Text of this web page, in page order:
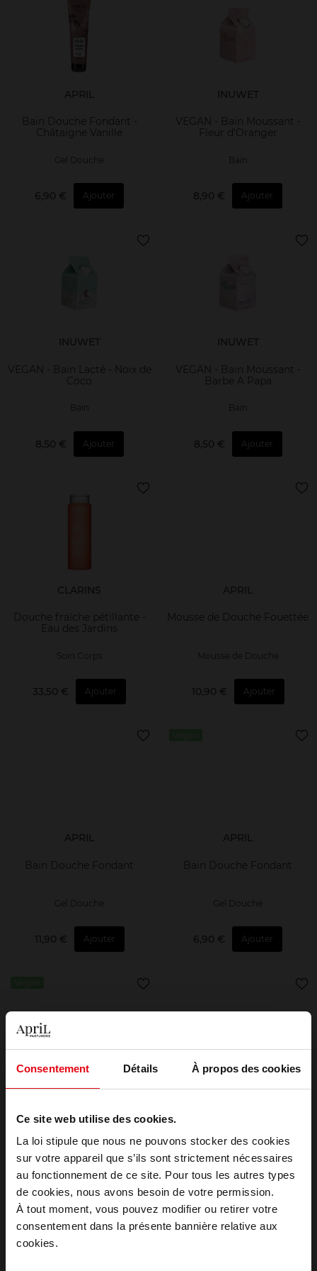
Consentement Détails À propos des cookies
Ce site web utilise des cookies.
La loi stipule que nous ne pouvons stocker des cookies
sur votre appareil que s’ils sont strictement nécessaires
au fonctionnement de ce site. Pour tous les autres types
de cookies, nous avons besoin de votre permission.
À tout moment, vous pouvez modifier ou retirer votre
consentement dans la présente bannière relative aux
cookies.
APRIL
Bain Douche Fondant -
Châtaigne Vanille
6,90 € Ajouter
INUWET
VEGAN - Bain Moussant -
Fleur d'Oranger
Bain
8,90 € Ajouter
INUWET
VEGAN - Bain Lacté - Noix de
Coco
Bain
8,50 € Ajouter
INUWET
VEGAN - Bain Moussant -
Barbe A Papa
Bain
8,50 € Ajouter
CLARINS
Douche fraîche pétillante -
Eau des Jardins
33,50 € Ajouter
APRIL
Mousse de Douche Fouettée
Mousse de Douche
10,90 € Ajouter
APRIL
Bain Douche Fondant
11,90 € Ajouter
APRIL
Bain Douche Fondant
6,90 € Ajouter
APRIL
Savon Végétal Corps
4,90 € 27,90 € Ajouter
Choisissez votre pays